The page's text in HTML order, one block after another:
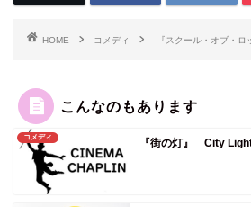
HOME コメディ 『スクール・オブ・
こんなのもあります
コメディ 『街の灯』 City